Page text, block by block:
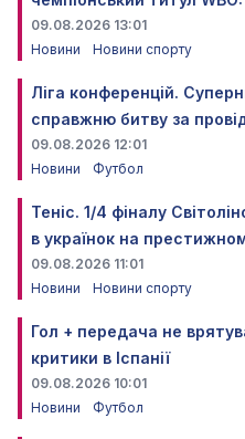
09.08.2026 13:01
Новини
Новини спорту
Ліга конференцій.
справжню битву за
09.08.2026 12:01
Новини
Футбол
Теніс. 1/4 фіналу
в українок на
09.08.2026 11:01
Новини
Новини спорту
Гол + передача не
критики в Іспанії
09.08.2026 10:01
Новини
Футбол